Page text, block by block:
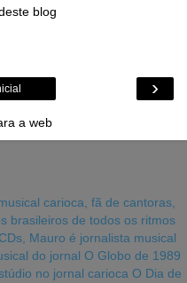
blog
›
a web
carioca, fã de cantoras,
brasileiros de todos os ritmos
Mauro é jornalista musical
do jornal O Globo de 1989
no jornal carioca O Dia de